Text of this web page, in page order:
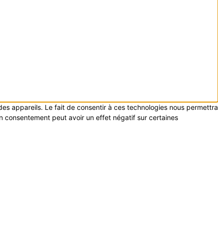
appareils. Le fait de consentir à ces technologies nous permettra
consentement peut avoir un effet négatif sur certaines